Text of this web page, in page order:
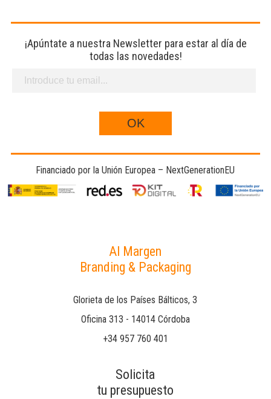
¡Apúntate a nuestra Newsletter para estar al día de
todas las novedades!
Financiado por la Unión Europea – NextGenerationEU
Al Margen
Branding & Packaging
Glorieta de los Países Bálticos, 3
Oficina 313 - 14014 Córdoba
+34 957 760 401
Solicita
tu presupuesto